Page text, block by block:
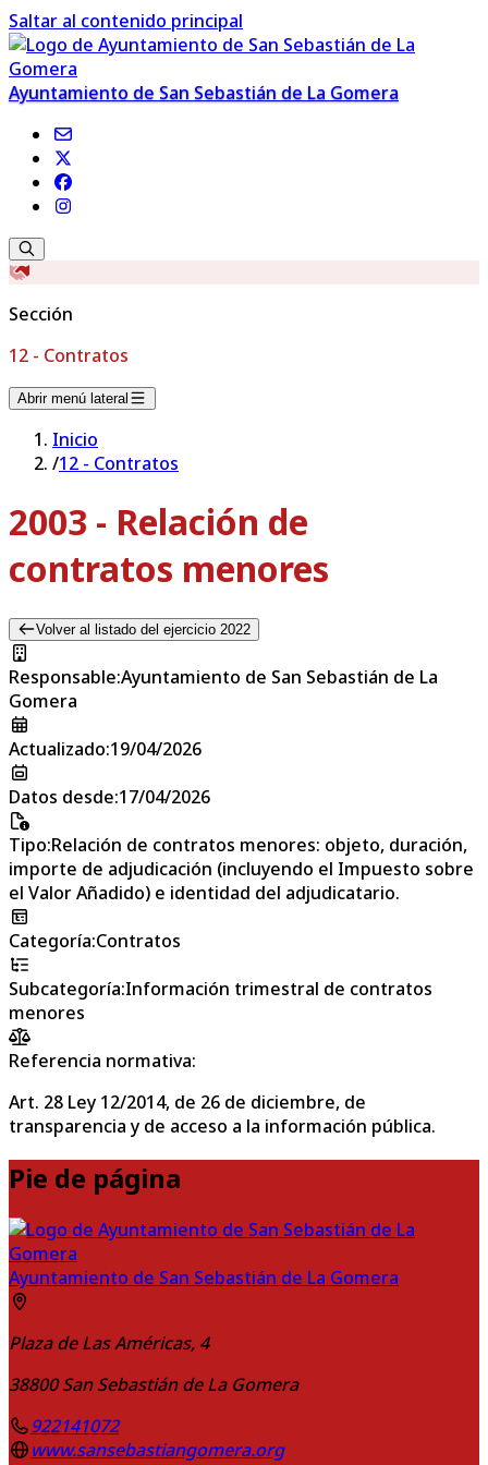
Saltar al contenido principal
Ayuntamiento de San Sebastián de La Gomera
Sección
12 - Contratos
Abrir menú lateral
Inicio
/12 - Contratos
2003 - Relación de
contratos menores
Volver al listado del ejercicio 2022
Responsable:Ayuntamiento de San Sebastián de La
Gomera
Actualizado:19/04/2026
Datos desde:17/04/2026
Tipo:Relación de contratos menores: objeto, duración,
importe de adjudicación (incluyendo el Impuesto sobre
el Valor Añadido) e identidad del adjudicatario.
Categoría:Contratos
Subcategoría:Información trimestral de contratos
menores
Referencia normativa:
Art. 28 Ley 12/2014, de 26 de diciembre, de
transparencia y de acceso a la información pública.
Pie de página
Ayuntamiento de San Sebastián de La Gomera
Plaza de Las Américas, 4
38800 San Sebastián de La Gomera
922141072
www.sansebastiangomera.org